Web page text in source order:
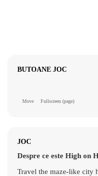
BUTOANE JOC
Move Fullscreen (page)
JOC
Despre ce este High on
Travel the maze-like city